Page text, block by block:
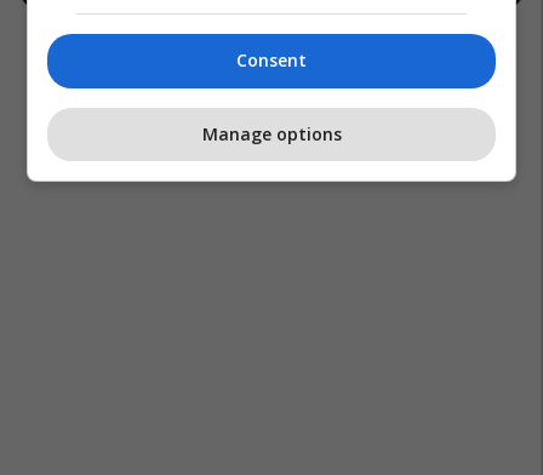
Consent
Manage options